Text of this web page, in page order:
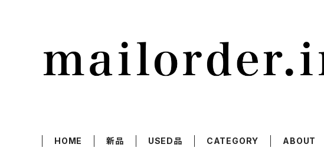
HOME 新品 USED品 CATEGORY ABOUT